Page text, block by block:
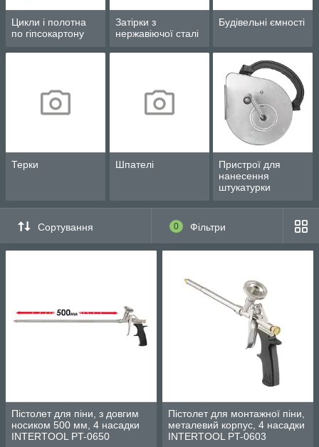
Цикли і полотна
по гіпсокартону
Затірки з
нержавіючої сталі
Будівельні ємності
Терки Шпателі
Пристрої для
нанесення
штукатурки
Сортування 0 Фільтри
Пістолет для піни, з довгим
носиком 500 мм, 4 насадки
INTERTOOL PT-0650
Пістолет для монтажної піни,
металевий корпус, 4 насадки
INTERTOOL PT-0603